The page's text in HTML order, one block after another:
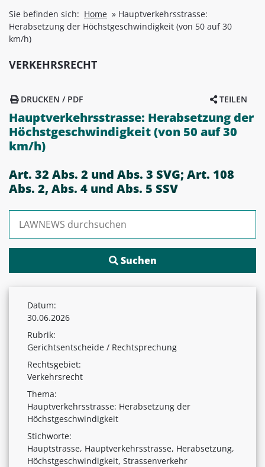
Sie befinden sich: Home » Hauptverkehrsstrasse:
Herabsetzung der Höchstgeschwindigkeit (von 50 auf 30
km/h)
VERKEHRSRECHT
TEILEN
DRUCKEN / PDF
Hauptverkehrsstrasse: Herabsetzung der
Höchstgeschwindigkeit (von 50 auf 30
km/h)
Art. 32 Abs. 2 und Abs. 3 SVG; Art. 108
Abs. 2, Abs. 4 und Abs. 5 SSV
Datum:
30.06.2026
Rubrik:
Gerichtsentscheide / Rechtsprechung
Rechtsgebiet:
Verkehrsrecht
Thema:
Hauptverkehrsstrasse: Herabsetzung der
Höchstgeschwindigkeit
Stichworte:
Hauptstrasse, Hauptverkehrsstrasse, Herabsetzung,
Höchstgeschwindigkeit, Strassenverkehr